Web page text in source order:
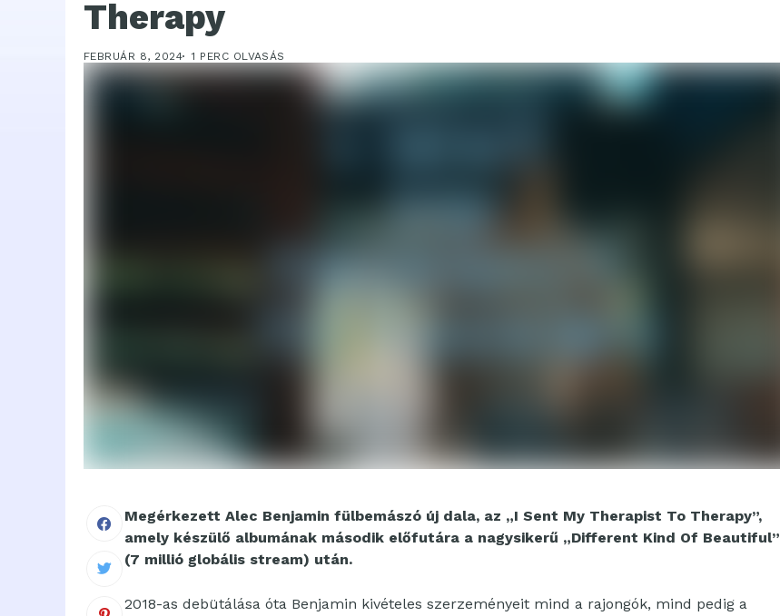
Therapy
FEBRUÁR 8, 2024 1 PERC OLVASÁS
Megérkezett Alec Benjamin fülbemászó új dala, az „I Sent My Therapist To Therapy”,
amely készülő albumának második előfutára a nagysikerű „Different Kind Of Beautiful”
(7 millió globális stream) után.
2018-as debütálása óta Benjamin kivételes szerzeményeit mind a rajongók, mind pedig a